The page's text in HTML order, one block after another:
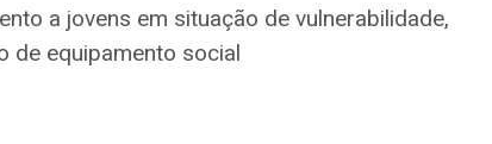
a jovens em situação de vulnerabilidade,
de equipamento social